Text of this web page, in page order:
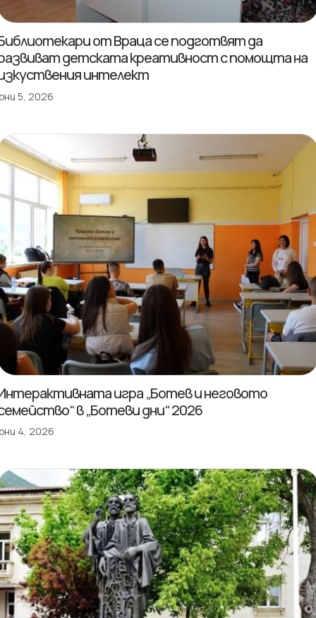
от Враца се подготвят да
детската креативност с помощта на
интелект
5, 2026
игра „Ботев и неговото
в „Ботеви дни“ 2026
4, 2026